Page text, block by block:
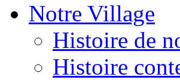
Notre Village
Histoire de
Histoire